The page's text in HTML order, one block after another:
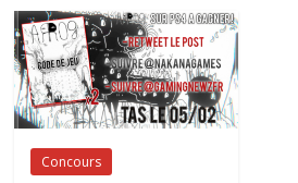
Concours